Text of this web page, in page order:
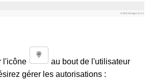
l'icône
au bout de l'utilisateur
gérer les autorisations :